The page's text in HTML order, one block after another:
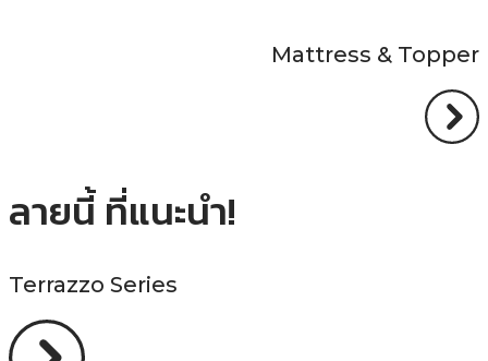
Mattress & Topper
ลายนี้ ที่แนะนำ!
Terrazzo Series